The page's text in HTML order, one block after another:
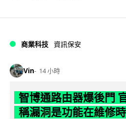
商業科技 資訊保安
Vin 14 小時
智博通路由器爆後門
稱漏洞是功能在維修